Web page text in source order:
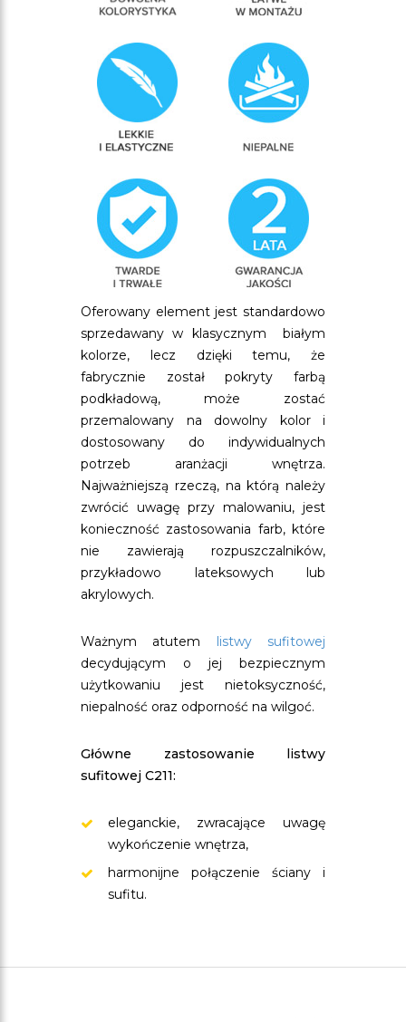
Oferowany element jest standardowo
sprzedawany w klasycznym białym
kolorze, lecz dzięki temu, że
fabrycznie został pokryty farbą
podkładową, może zostać
przemalowany na dowolny kolor i
dostosowany do indywidualnych
potrzeb aranżacji wnętrza.
Najważniejszą rzeczą, na którą należy
zwrócić uwagę przy malowaniu, jest
konieczność zastosowania farb, które
nie zawierają rozpuszczalników,
przykładowo lateksowych lub
akrylowych.
Ważnym atutem listwy sufitowej
decydującym o jej bezpiecznym
użytkowaniu jest nietoksyczność,
niepalność oraz odporność na wilgoć.
Główne zastosowanie listwy
sufitowej C211:
eleganckie, zwracające uwagę
wykończenie wnętrza,
harmonijne połączenie ściany i
sufitu.